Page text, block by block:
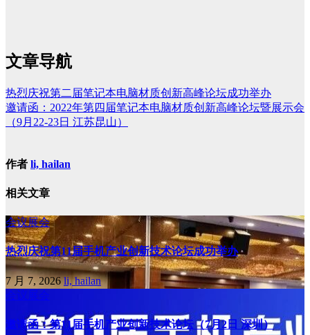
文章导航
热烈庆祝第二届笔记本电脑材质创新高峰论坛成功举办
邀请函：2022年第四届笔记本电脑材质创新高峰论坛暨展示会
（9月22-23日 江苏昆山）
作者 li, hailan
相关文章
会议展会
热烈庆祝第11届手机产业创新技术论坛成功举办
7 月 7, 2026li, hailan
会议展会
邀请函：第11届手机产业创新技术论坛（7月2日 深圳）